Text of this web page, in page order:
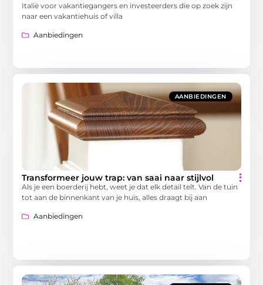
Italië voor vakantiegangers en investeerders die op zoek zijn
naar een vakantiehuis of villa
Aanbiedingen
AANBIEDINGEN
Transformeer jouw trap: van saai naar stijlvol
Als je een boerderij hebt, weet je dat elk detail telt. Van de tuin
tot aan de binnenkant van je huis, alles draagt bij aan
Aanbiedingen